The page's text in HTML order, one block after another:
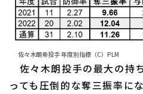
佐々木朗希投手 年度別指標（C）PLM
佐々木朗投手の最大の持
っても圧倒的な奪三振率に